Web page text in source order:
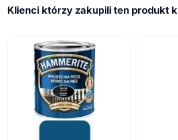
Klienci którzy zakupili ten produkt